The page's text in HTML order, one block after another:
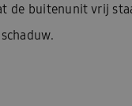
de buitenunit vrij